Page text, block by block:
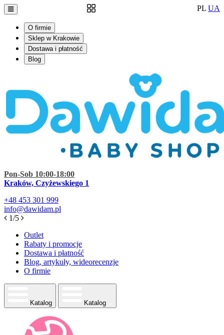
O firmie
Sklep w Krakowie
Dostawa i płatność
Blog
PL UA
Pon-Sob 10:00-18:00
Kraków, Czyżewskiego 1
+48 453 301 999
info@dawidam.pl
1/5
Outlet
Rabaty i promocje
Dostawa i płatność
Blog, artykuły, wideorecenzje
O firmie
Katalog Katalog